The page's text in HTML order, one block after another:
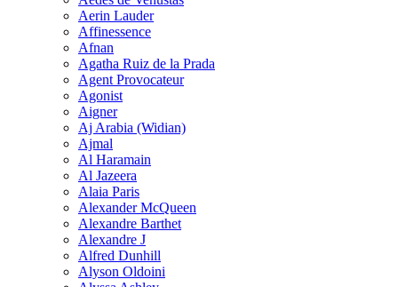
Aerin Lauder
Affinessence
Afnan
Agatha Ruiz de la Prada
Agent Provocateur
Agonist
Aigner
Aj Arabia (Widian)
Ajmal
Al Haramain
Al Jazeera
Alaia Paris
Alexander McQueen
Alexandre Barthet
Alexandre J
Alfred Dunhill
Alyson Oldoini